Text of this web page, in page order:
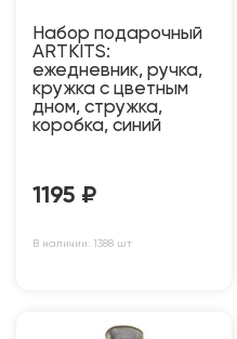
Набор подарочный
ARTKITS:
ежедневник, ручка,
кружка с цветным
дном, стружка,
коробка, синий
1195 ₽
В наличии: 1388 шт